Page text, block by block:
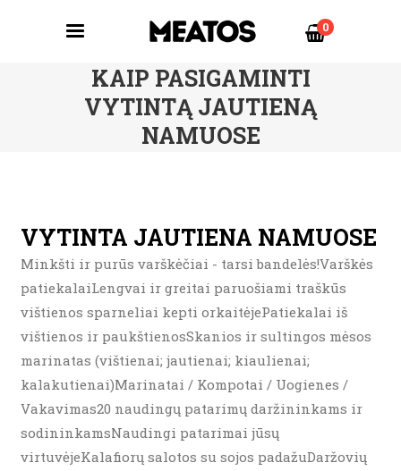
0
KAIP PASIGAMINTI
VYTINTĄ JAUTIENĄ
NAMUOSE
VYTINTA JAUTIENA NAMUOSE
Minkšti ir purūs varškėčiai - tarsi bandelės!Varškės
patiekalaiLengvai ir greitai paruošiami traškūs
vištienos sparneliai kepti orkaitėjePatiekalai iš
vištienos ir paukštienosSkanios ir sultingos mėsos
marinatas (vištienai; jautienai; kiaulienai;
kalakutienai)Marinatai / Kompotai / Uogienes /
Vakavimas20 naudingų patarimų daržininkams ir
sodininkamsNaudingi patarimai jūsų
virtuvėjeKalafiorų salotos su sojos padažuDaržovių